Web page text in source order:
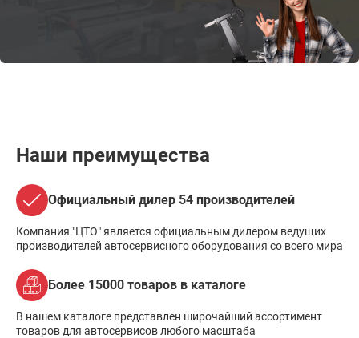
Наши преимущества
Официальный дилер 54 производителей
Компания "ЦТО" является официальным дилером ведущих
производителей автосервисного оборудования со всего мира
Более 15000 товаров в каталоге
В нашем каталоге представлен широчайший ассортимент
товаров для автосервисов любого масштаба